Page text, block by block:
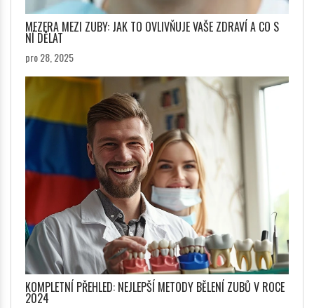
MEZERA MEZI ZUBY: JAK TO OVLIVŇUJE VAŠE ZDRAVÍ A CO S
NÍ DĚLAT
pro 28, 2025
KOMPLETNÍ PŘEHLED: NEJLEPŠÍ METODY BĚLENÍ ZUBŮ V ROCE
2024